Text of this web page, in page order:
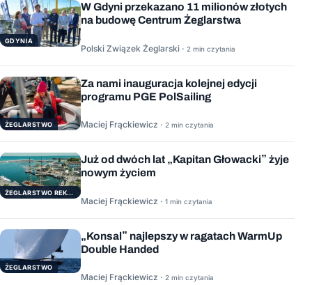
GDYNIA
W Gdyni przekazano 11 milionów złotych
na budowę Centrum Żeglarstwa
Polski Związek Żeglarski · 2 min czytania
ŻEGLARSTWO
Za nami inauguracja kolejnej edycji
programu PGE PolSailing
Maciej Frąckiewicz · 2 min czytania
ŻEGLARSTWO REKERACYJNE
Już od dwóch lat „Kapitan Głowacki” żyje
nowym życiem
Maciej Frąckiewicz · 1 min czytania
ŻEGLARSTWO
„Konsal” najlepszy w ragatach WarmUp
Double Handed
Maciej Frąckiewicz · 2 min czytania